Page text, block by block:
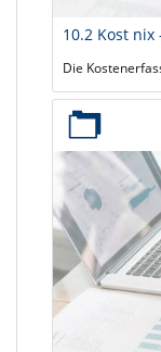
10.2 Kost
Die